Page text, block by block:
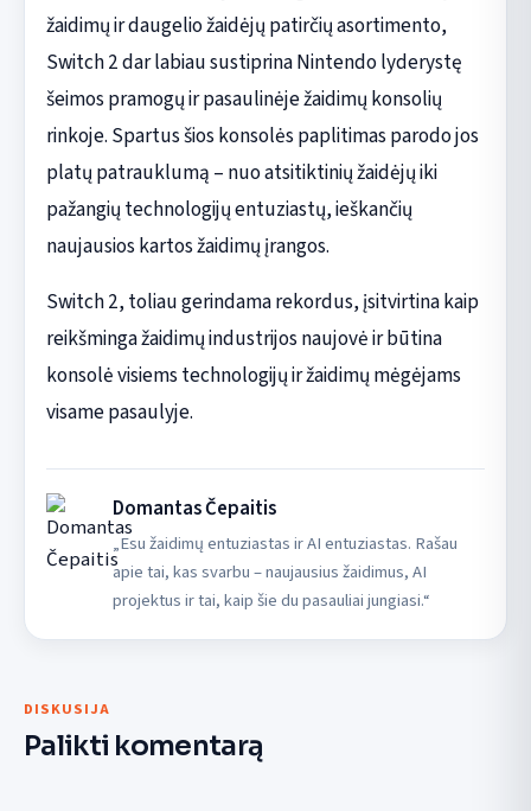
žaidimų ir daugelio žaidėjų patirčių asortimento,
Switch 2 dar labiau sustiprina Nintendo lyderystę
šeimos pramogų ir pasaulinėje žaidimų konsolių
rinkoje. Spartus šios konsolės paplitimas parodo jos
platų patrauklumą – nuo atsitiktinių žaidėjų iki
pažangių technologijų entuziastų, ieškančių
naujausios kartos žaidimų įrangos.
Switch 2, toliau gerindama rekordus, įsitvirtina kaip
reikšminga žaidimų industrijos naujovė ir būtina
konsolė visiems technologijų ir žaidimų mėgėjams
visame pasaulyje.
Domantas Čepaitis
„Esu žaidimų entuziastas ir AI entuziastas. Rašau
apie tai, kas svarbu – naujausius žaidimus, AI
projektus ir tai, kaip šie du pasauliai jungiasi.“
DISKUSIJA
Palikti komentarą